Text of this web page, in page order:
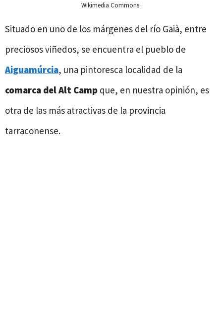
Wikimedia Commons.
Situado en uno de los márgenes del río Gaià, entre
preciosos viñedos, se encuentra el pueblo de
Aiguamúrcia, una pintoresca localidad de la
comarca del Alt Camp que, en nuestra opinión, es
otra de las más atractivas de la provincia
tarraconense.